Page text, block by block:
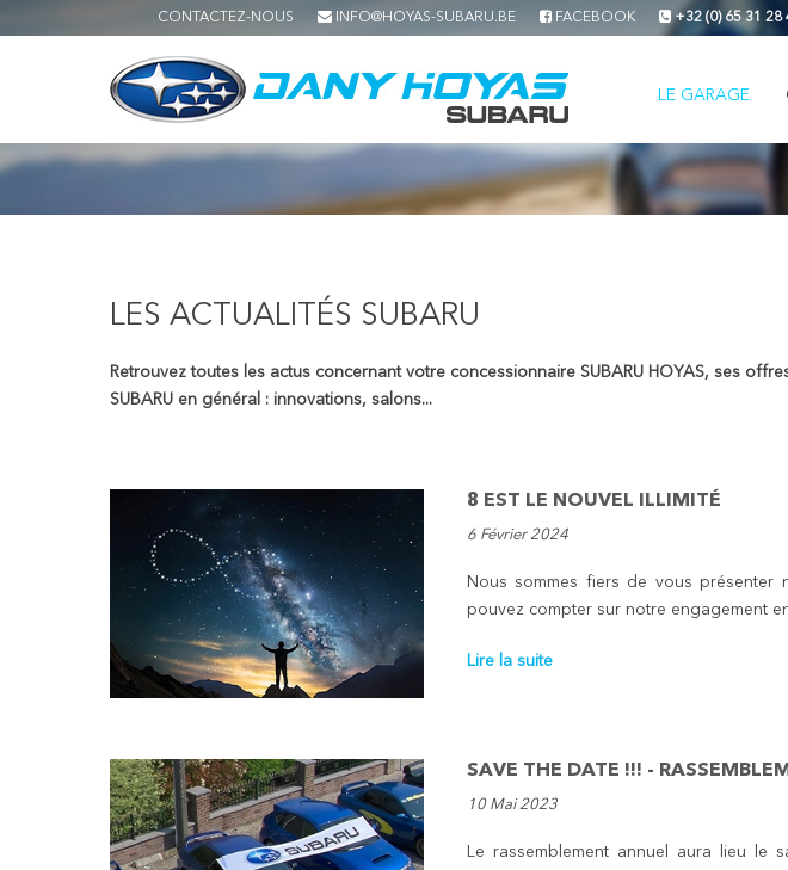
CONTACTEZ-NOUS INFO@HOYAS-SUBARU.BE FACEBOOK +32 (0) 65 31 28
LE GARAGE
LES ACTUALITÉS SUBARU
Retrouvez toutes les actus concernant votre concessionnaire SUBARU HOYAS, ses
SUBARU en général : innovations, salons...
8 EST LE NOUVEL ILLIMITÉ
6 Février 2024
Nous sommes fiers de vous présenter
pouvez compter sur notre engagement
Lire la suite
SAVE THE DATE !!! -
10 Mai 2023
Le rassemblement annuel aura lieu